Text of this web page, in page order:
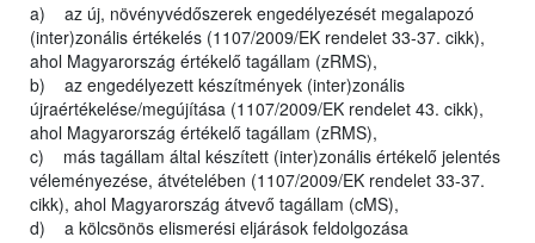
a) az új, növényvédőszerek engedélyezését megalapozó
(inter)zonális értékelés (1107/2009/EK rendelet 33-37. cikk),
ahol Magyarország értékelő tagállam (zRMS),
b) az engedélyezett készítmények (inter)zonális
újraértékelése/megújítása (1107/2009/EK rendelet 43. cikk),
ahol Magyarország értékelő tagállam (zRMS),
c) más tagállam által készített (inter)zonális értékelő jelentés
véleményezése, átvételében (1107/2009/EK rendelet 33-37.
cikk), ahol Magyarország átvevő tagállam (cMS),
d) a kölcsönös elismerési eljárások feldolgozása